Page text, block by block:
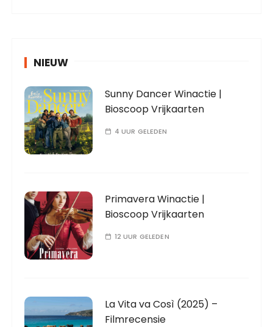
NIEUW
Sunny Dancer Winactie |
Bioscoop Vrijkaarten
4 UUR GELEDEN
Primavera Winactie |
Bioscoop Vrijkaarten
12 UUR GELEDEN
La Vita va Così (2025) –
Filmrecensie